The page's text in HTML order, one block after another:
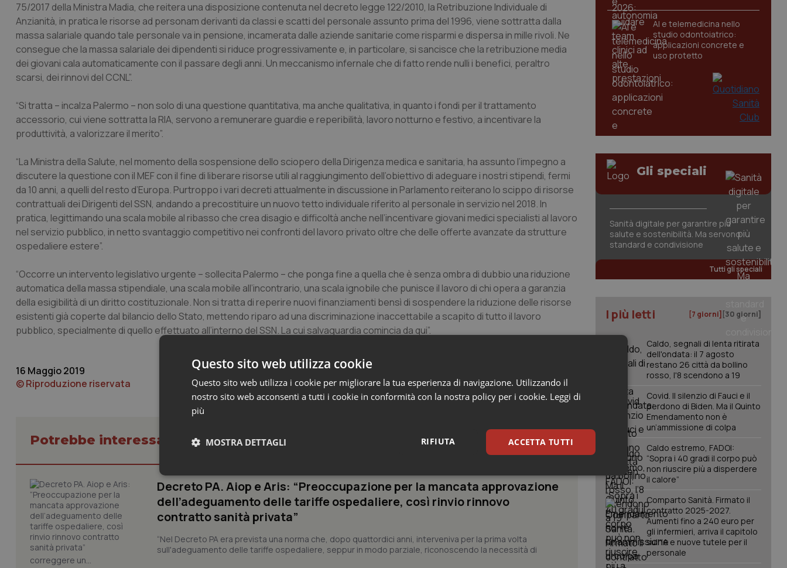
75/2017 della Ministra Madia, che reitera una disposizione contenuta nel decreto legge 122/2010, la Retribuzione Individuale di
Anzianità, in pratica le risorse ad personam derivanti da classi e scatti del personale assunto prima del 1996, viene sottratta dalla
massa salariale quando tale personale va in pensione, incamerata dalle aziende sanitarie come risparmi e dispersa in mille rivoli. Ne
consegue che la massa salariale dei dipendenti si riduce progressivamente e, in particolare, si sancisce che la retribuzione media
dei giovani cala automaticamente con il passare degli anni. Un meccanismo infernale che di fatto rende nulli i benefici, peraltro
scarsi, dei rinnovi del CCNL”.
“Si tratta – incalza Palermo – non solo di una questione quantitativa, ma anche qualitativa, in quanto i fondi per il trattamento
accessorio, cui viene sottratta la RIA, servono a remunerare guardie e reperibilità, lavoro notturno e festivo, a incentivare la
produttività, a valorizzare il merito”.
“La Ministra della Salute, nel momento della sospensione dello sciopero della Dirigenza medica e sanitaria, ha assunto l’impegno a
discutere la questione con il MEF con il fine di liberare risorse utili al raggiungimento dell’obiettivo di adeguare i nostri stipendi, fermi
da 10 anni, a quelli del resto d’Europa. Purtroppo i vari decreti attualmente in discussione in Parlamento reiterano lo scippo di risorse
contrattuali dei Dirigenti del SSN, andando a precostituire un nuovo tetto individuale riferito al personale in servizio nel 2018. In
pratica, legittimando una scala mobile al ribasso che crea disagio e difficoltà anche nell’incentivare giovani medici specialisti al lavoro
nel servizio pubblico, in netto svantaggio competitivo nei confronti del lavoro privato oltre che delle offerte avanzate da strutture
ospedaliere estere”.
“Occorre un intervento legislativo urgente – sollecita Palermo – che ponga fine a quella che è senza ombra di dubbio una riduzione
automatica della massa stipendiale, una scala mobile all’incontrario, una scala ignobile che punisce il lavoro di chi opera a garanzia
della esigibilità di un diritto costituzionale. Non si tratta di reperire nuovi finanziamenti bensì di sospendere la riduzione delle risorse
esistenti già coperte dal bilancio dello Stato, mettendo riparo ad una discriminazione inaccettabile a scapito di tutto il lavoro
pubblico, specialmente di quello effettuato all’interno del SSN. La cui salvaguardia comincia da qui”.
16 Maggio 2019
© Riproduzione riservata
Potrebbe interessarti in Lavoro e Professioni
Decreto PA. Aiop e Aris: “Preoccupazione per la mancata approvazione
dell’adeguamento delle tariffe ospedaliere, così rinvio rinnovo
contratto sanità privata”
“Nel Decreto PA era prevista una norma che, dopo quattordici anni, interveniva per la prima volta
sull'adeguamento delle tariffe ospedaliere, seppur in modo parziale, riconoscendo la necessità di
correggere un...
AI e telemedicina nello
studio odontoiatrico:
applicazioni concrete e
uso protetto
Gli speciali
Sanità digitale per garantire più
salute e sostenibilità. Ma servono
standard e condivisione
Tutti gli speciali
I più letti [7 giorni] [30 giorni]
Caldo, segnali di lenta ritirata
dell'ondata: il 7 agosto
restano 26 città da bollino
rosso, l'8 scendono a 19
Covid. Il silenzio di Fauci e il
perdono di Biden. Ma il Quinto
Emendamento non è
un’ammissione di colpa
Caldo estremo, FADOI:
“Sopra i 40 gradi il corpo può
non riuscire più a disperdere
il calore”
Comparto Sanità. Firmato il
contratto 2025-2027.
Aumenti fino a 240 euro per
gli infermieri, arriva il capitolo
sull'IA e nuove tutele per il
personale
Questo sito web utilizza cookie
Questo sito web utilizza i cookie per migliorare la tua esperienza di navigazione. Utilizzando il
nostro sito web acconsenti a tutti i cookie in conformità con la nostra policy per i cookie. Leggi di
più
ACCETTA TUTTI
RIFIUTA
MOSTRA DETTAGLI
Necessari Statistici Marketing